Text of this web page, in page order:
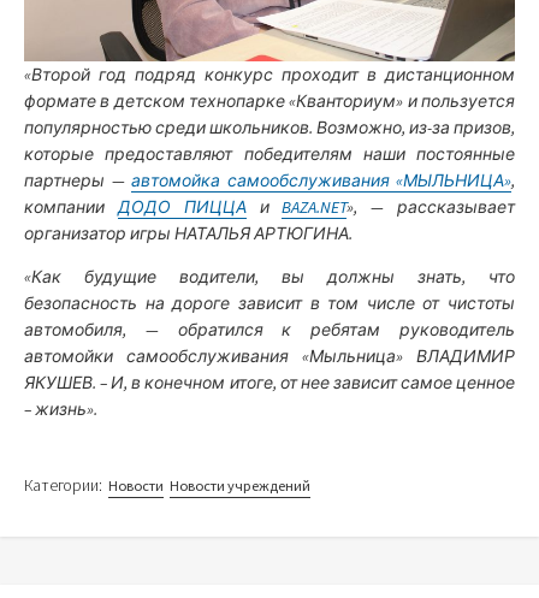
«Второй год подряд конкурс проходит в дистанционном
формате в детском технопарке «Кванториум» и пользуется
популярностью среди школьников. Возможно, из-за призов,
которые предоставляют победителям наши постоянные
партнеры — автомойка самообслуживания «МЫЛЬНИЦА»,
компанииДОДО ПИЦЦАиBAZA.NET», — рассказывает
организатор игры НАТАЛЬЯ АРТЮГИНА.
«Как будущие водители, вы должны знать, что
безопасность на дороге зависит в том числе от чистоты
автомобиля, — обратился к ребятам руководитель
автомойки самообслуживания «Мыльница» ВЛАДИМИР
ЯКУШЕВ. – И, в конечном итоге, от нее зависит самое ценное
– жизнь».
Категории: Новости Новости учреждений